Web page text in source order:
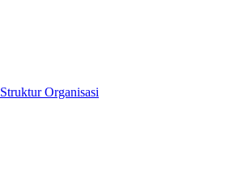
Struktur Organisasi